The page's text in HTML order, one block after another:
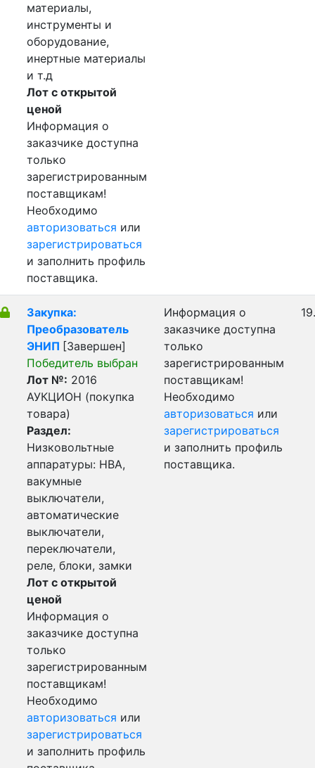
материалы,
инструменты и
оборудование,
инертные материалы
и т.д
Лот с открытой
ценой
Информация о
заказчике доступна
только
зарегистрированным
поставщикам!
Необходимо
авторизоваться или
зарегистрироваться
и заполнить профиль
поставщика.
Закупка:
Преобразователь
ЭНИП [Завершен]
Победитель выбран
Лот №: 2016
АУКЦИОН (покупка
товара)
Раздел:
Низковольтные
аппаратуры: НВА,
вакумные
выключатели,
автоматические
выключатели,
переключатели,
реле, блоки, замки
Лот с открытой
ценой
Информация о
заказчике доступна
только
зарегистрированным
поставщикам!
Необходимо
авторизоваться или
зарегистрироваться
и заполнить профиль
Информация о
заказчике доступна
только
зарегистрированным
поставщикам!
Необходимо
авторизоваться или
зарегистрироваться
и заполнить профиль
поставщика.